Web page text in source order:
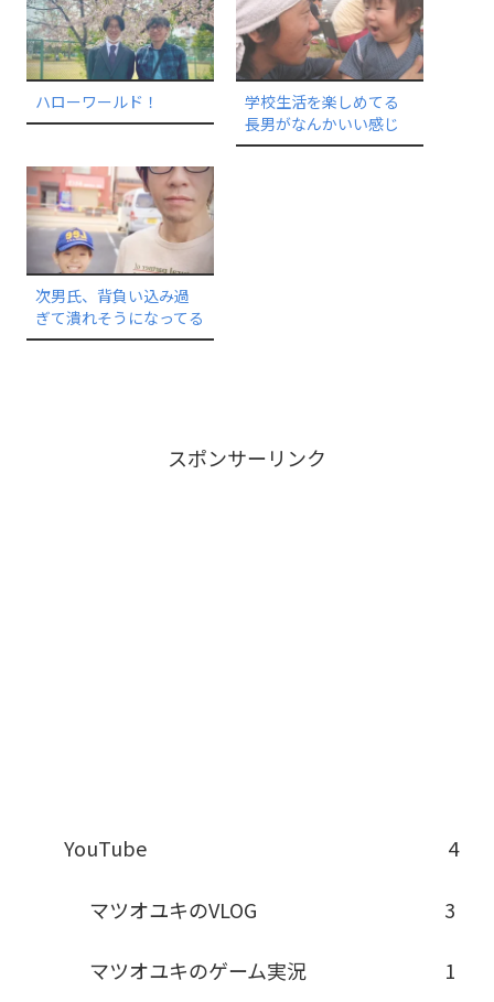
ハローワールド！
学校生活を楽しめてる
長男がなんかいい感じ
次男氏、背負い込み過
ぎて潰れそうになってる
スポンサーリンク
YouTube 4
マツオユキのVLOG 3
マツオユキのゲーム実況 1